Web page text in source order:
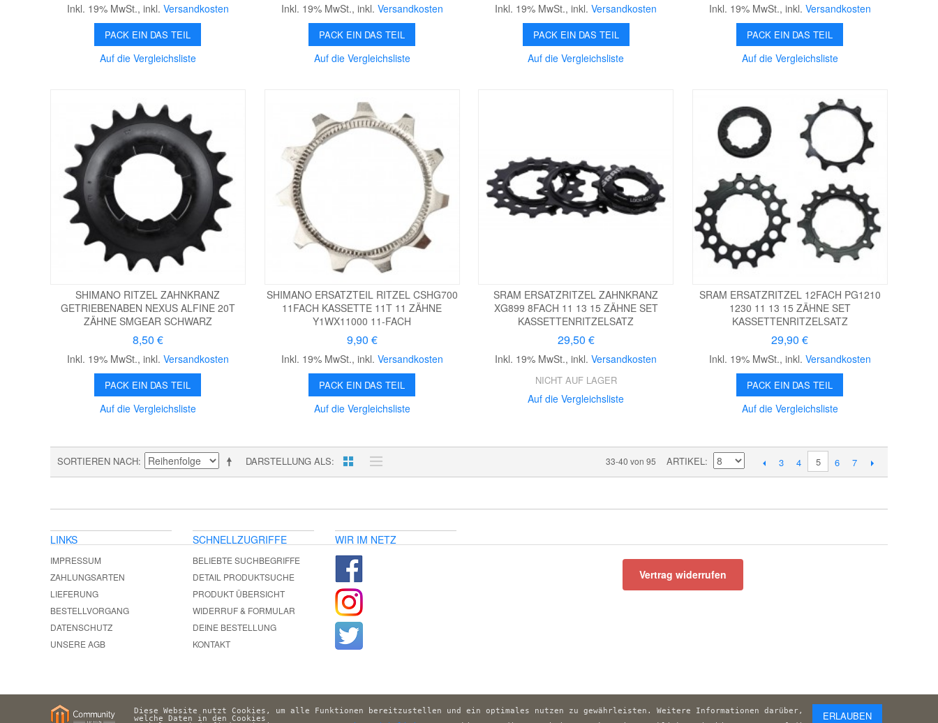
Inkl. 19% MwSt., inkl. Versandkosten
PACK EIN DAS TEIL
Auf die Vergleichsliste
Inkl. 19% MwSt., inkl. Versandkosten
PACK EIN DAS TEIL
Auf die Vergleichsliste
Inkl. 19% MwSt.,inkl.Versandkosten
PACK EIN DAS TEIL
Auf die Vergleichsliste
Inkl. 19% MwSt., inkl. Versandkosten
PACK EIN DAS TEIL
Auf die Vergleichsliste
SHIMANO RITZEL ZAHNKRANZ
GETRIEBENABEN NEXUS ALFINE 20T
ZÄHNE SMGEAR SCHWARZ
8,50 €
Inkl. 19% MwSt., inkl. Versandkosten
PACK EIN DAS TEIL
Auf die Vergleichsliste
SHIMANO ERSATZTEIL RITZEL CSHG700
11FACH KASSETTE 11T 11 ZÄHNE
Y1WX11000 11-FACH
9,90 €
Inkl. 19% MwSt., inkl. Versandkosten
PACK EIN DAS TEIL
Auf die Vergleichsliste
SRAM ERSATZRITZEL ZAHNKRANZ
XG899 8FACH 11 13 15 ZÄHNE SET
KASSETTENRITZELSATZ
29,50 €
Inkl. 19% MwSt.,inkl.Versandkosten
NICHT AUF LAGER
Auf die Vergleichsliste
SRAM ERSATZRITZEL 12FACH PG1210
1230 11 13 15 ZÄHNE SET
KASSETTENRITZELSATZ
29,90 €
Inkl. 19% MwSt., inkl. Versandkosten
PACK EIN DAS TEIL
Auf die Vergleichsliste
DARSTELLUNG ALS
SORTIEREN NACH 33-40 von 95 ARTIKEL 3 4 5 6 7
LINKS
IMPRESSUM
ZAHLUNGSARTEN
LIEFERUNG
BESTELLVORGANG
DATENSCHUTZ
UNSERE AGB
SCHNELLZUGRIFFE
BELIEBTE SUCHBEGRIFFE
DETAIL PRODUKTSUCHE
PRODUKT ÜBERSICHT
WIDERRUF & FORMULAR
DEINE BESTELLUNG
KONTAKT
WIR IM NETZ
Vertrag widerrufen
Diese Website nutzt Cookies, um alle Funktionen bereitzustellen und ein optimales nutzen zu gewährleisten. Weitere Informationen darüber,
welche Daten in den Cookies
ERLAUBEN